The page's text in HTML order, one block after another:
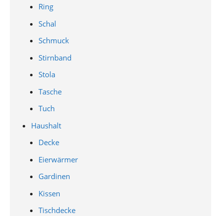
Ring
Schal
Schmuck
Stirnband
Stola
Tasche
Tuch
Haushalt
Decke
Eierwärmer
Gardinen
Kissen
Tischdecke